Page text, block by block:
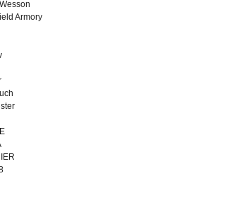
Armory